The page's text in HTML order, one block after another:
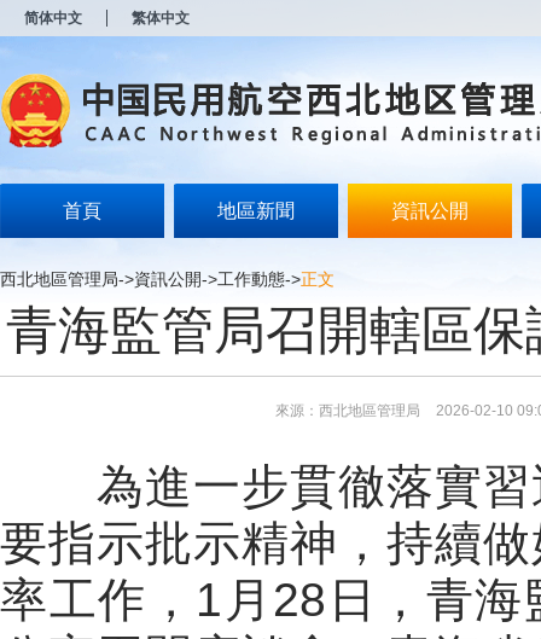
简体中文 繁体中文
首頁 地區新聞 資訊公開
西北地區管理局->資訊公開->工作動態->正文
青海監管局召開轄區
來源：西北地區管理局 2026-02-10
為進一步貫徹落實
要指示批示精神，持續
率工作， 1 月 28 日，青
开
无
障
说
按
Alt
加
浪
键